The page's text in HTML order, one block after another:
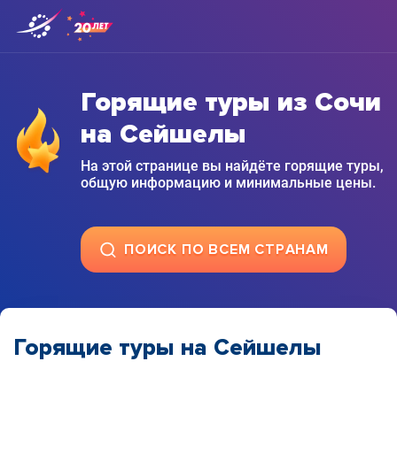
Горящие туры из Сочи
на Сейшелы
На этой странице вы найдёте горящие туры,
общую информацию и минимальные цены.
ПОИСК ПО ВСЕМ СТРАНАМ
Горящие туры на Сейшелы